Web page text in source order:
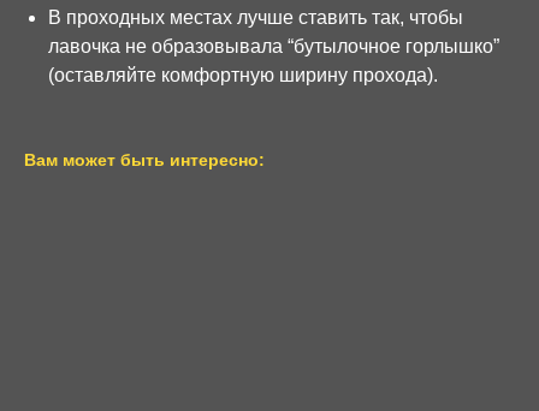
В проходных местах лучше ставить так, чтобы
лавочка не образовывала “бутылочное горлышко”
(оставляйте комфортную ширину прохода).
Вам может быть интересно: